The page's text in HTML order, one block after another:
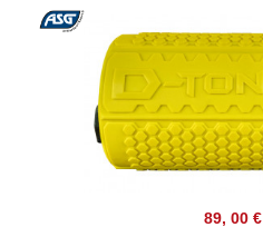
89, 00 €